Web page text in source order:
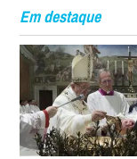
Em destaque